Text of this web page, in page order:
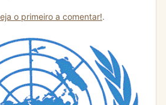
o primeiro a comentar!.